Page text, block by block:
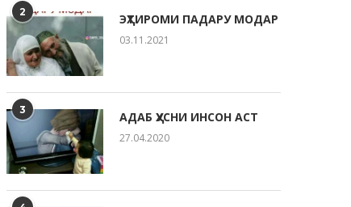
2 ЭҲТИРОМИ ПАДАРУ МОДАР
03.11.2021
3 АДАБ ҲУСНИ ИНСОН АСТ
27.04.2020